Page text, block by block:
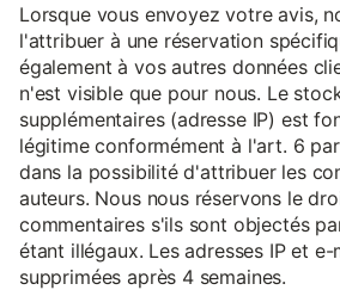
Lorsque vous envoyez votre avis,
l'attribuer à une réservation
également à vos autres données
n'est visible que pour nous. Le
supplémentaires (adresse IP) est
légitime conformément à l'art. 6
dans la possibilité d'attribuer les
auteurs. Nous nous réservons le
commentaires s'ils sont objectés
étant illégaux. Les adresses IP et
supprimées après 4 semaines.